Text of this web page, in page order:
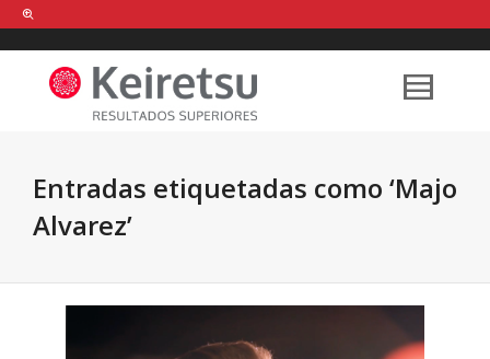
Help me Dante! I'm looking for new
shirts in a size medium
that cost
between £ . Show me all the
Entradas etiquetadas como ‘Majo
Alvarez’